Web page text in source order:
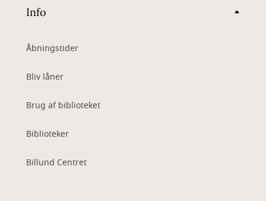
Info
Åbningstider
Bliv låner
Brug af biblioteket
Biblioteker
Billund Centret